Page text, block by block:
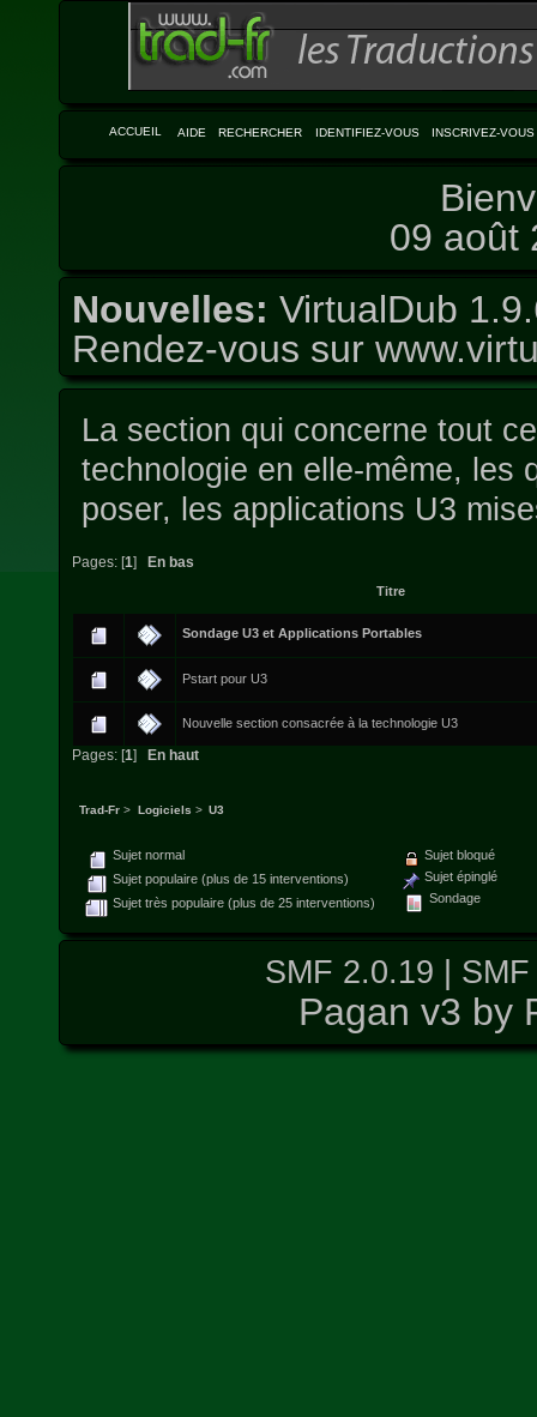
ACCUEIL AIDE RECHERCHER IDENTIFIEZ-VOUS INSCRIVEZ-VOUS
09 août
Nouvelles: VirtualDub
Rendez-vous sur
La section qui concerne tout
technologie en elle-même, les
poser, les applications U3
Pages: [1] En bas
Titre
Sondage U3 et Applications Portables
Pstart pour U3
Nouvelle section consacrée à la technologie U3
Pages: [1] En haut
Trad-Fr > Logiciels > U3
Sujet normal
Sujet populaire (plus de 15 interventions)
Sujet très populaire (plus de 25 interventions)
Sujet bloqué
Sujet épinglé
Sondage
SMF 2.0.19
Pagan v3 by